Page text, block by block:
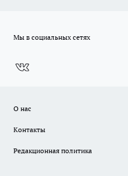
Мы в социальных сетях
О нас
Контакты
Редакционная политика